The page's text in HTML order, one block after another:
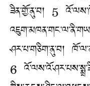
ཟིན་གྱོ་ནུ་བ། 5
ཤར་པ་གཅིག་ནུ་བ།
6